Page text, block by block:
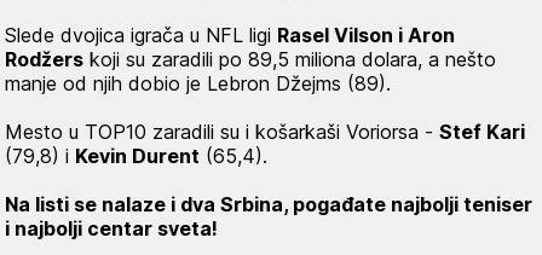
Slede dvojica igrača u NFL ligi Rasel Vilson i Aron
Rodžers koji su zaradili po 89,5 miliona dolara, a nešto
manje od njih dobio je Lebron Džejms (89).
Mesto u TOP10 zaradili su i košarkaši Voriorsa - Stef Kari
(79,8) i Kevin Durent (65,4).
Na listi se nalaze i dva Srbina, pogađate najbolji teniser
i najbolji centar sveta!